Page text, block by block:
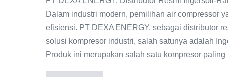
Dalam industri modern, pemilihan air compressor
efisiensi. PT DEXA ENERGY, sebagai distributor
solusi kompresor industri, salah satunya adalah
Produk ini merupakan salah satu kompresor